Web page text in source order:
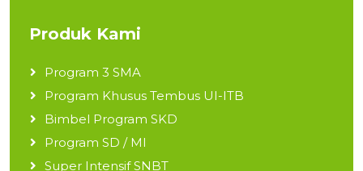
Produk Kami
Program 3 SMA
Program Khusus Tembus UI-ITB
Bimbel Program SKD
Program SD / MI
Super Intensif SNBT